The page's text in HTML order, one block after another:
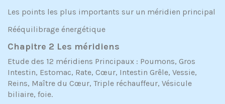
Les points les plus importants sur un méridien principal
Rééquilibrage énergétique
Chapitre 2 Les méridiens
Etude des 12 méridiens Principaux : Poumons, Gros
Intestin, Estomac, Rate, Cœur, Intestin Grêle, Vessie,
Reins, Maître du Cœur, Triple réchauffeur, Vésicule
biliaire, foie.